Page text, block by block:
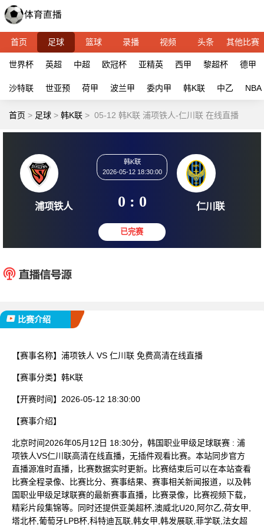
首页 足球 篮球 录播 视频 头条 其他比赛
世界杯 英超 中超 欧冠杯 亚精英 西甲 黎超杯 德甲
沙特联 世亚预 荷甲 波兰甲 委内甲 韩K联 中乙 NBA
首页 > 足球 > 韩K联 > 05-12 韩K联 浦项铁人-仁川联 在线直播
浦项铁人
2026-05-12 18:30:00
0 : 0 仁
比赛介绍
【赛事名称】 浦项铁人 VS 仁川联 免费高清在线直播
【赛事分类】 韩K联
【开赛时间】 2026-05-12 18:30:00
【赛事介绍】
北京时间2026年05月12日 18:30分，韩国职业甲级足球联赛 : 浦
项铁人VS仁川联高清在线直播，无插件观看比赛。本站同步官方
直播源准时直播，比赛数据实时更新。比赛结束后可以在本站查看
比赛全程录像、比赛比分、赛事结果、赛事相关新闻报道，以及韩
国职业甲级足球联赛的最新赛事直播，比赛录像，比赛视频下载，
精彩片段集锦等。同时还提供亚美超杯,澳威北U20,阿尔乙,荷女甲,
塔北杯,葡萄牙LPB杯,科特迪瓦联,韩女甲,韩发展联,菲学联,法女超